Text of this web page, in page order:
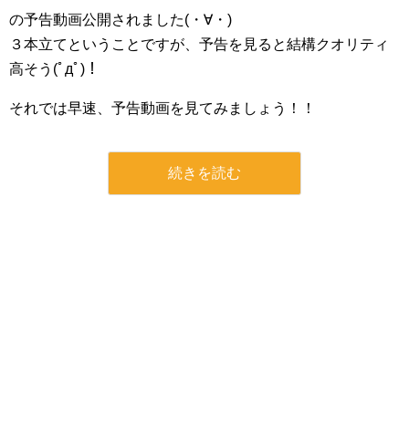
の予告動画公開されました(・∀・)
３本立てということですが、予告を見ると結構クオリティ
高そう(ﾟдﾟ)！
それでは早速、予告動画を見てみましょう！！
続きを読む